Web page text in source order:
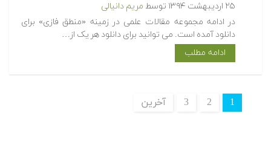
۲۵ اردیبهشت ۱۳۹۴ توسط مریم دانیالی
در ادامه مجموعه مقالات علمی در زمینه «منطق فازی» برای
دانلود آمده است. می توانید برای دانلود هر یک از…
ادامه مطلب
1
2
3 آخرین